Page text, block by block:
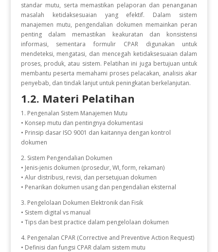
standar mutu, serta memastikan pelaporan dan penanganan
masalah ketidaksesuaian yang efektif. Dalam sistem
manajemen mutu, pengendalian dokumen memainkan peran
penting dalam memastikan keakuratan dan konsistensi
informasi, sementara formulir CPAR digunakan untuk
mendeteksi, mengatasi, dan mencegah ketidaksesuaian dalam
proses, produk, atau sistem. Pelatihan ini juga bertujuan untuk
membantu peserta memahami proses pelacakan, analisis akar
penyebab, dan tindak lanjut untuk peningkatan berkelanjutan.
1.2. Materi Pelatihan
1. Pengenalan Sistem Manajemen Mutu
• Konsep mutu dan pentingnya dokumentasi
• Prinsip dasar ISO 9001 dan kaitannya dengan kontrol
dokumen
2. Sistem Pengendalian Dokumen
• Jenis-jenis dokumen (prosedur, WI, form, rekaman)
• Alur distribusi, revisi, dan persetujuan dokumen
• Penarikan dokumen usang dan pengendalian eksternal
3. Pengelolaan Dokumen Elektronik dan Fisik
• Sistem digital vs manual
• Tips dan best practice dalam pengelolaan dokumen
4. Pengenalan CPAR (Corrective and Preventive Action Request)
• Definisi dan fungsi CPAR dalam sistem mutu